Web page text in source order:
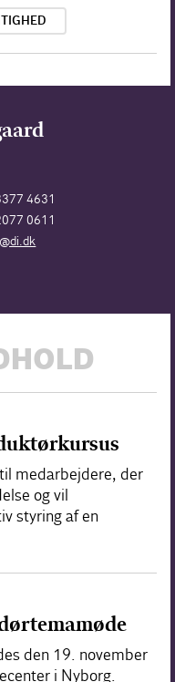
4631
0611
medarbejdere, der
og vil
styring af en
den 19. november
i Nyborg.